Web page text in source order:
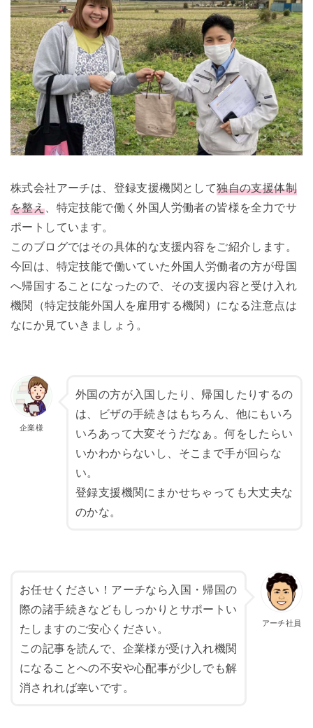
株式会社アーチは、登録支援機関として独自の支援体制
を整え、特定技能で働く外国人労働者の皆様を全力でサ
ポートしています。
このブログではその具体的な支援内容をご紹介します。
今回は、特定技能で働いていた外国人労働者の方が母国
へ帰国することになったので、その支援内容と受け入れ
機関（特定技能外国人を雇用する機関）になる注意点は
なにか見ていきましょう。
外国の方が入国したり、帰国したりするの
は、ビザの手続きはもちろん、他にもいろ
いろあって大変そうだなぁ。何をしたらい
いかわからないし、そこまで手が回らな
い。
登録支援機関にまかせちゃっても大丈夫な
のかな。
お任せください！アーチなら入国・帰国の
際の諸手続きなどもしっかりとサポートい
たしますのご安心ください。
この記事を読んで、企業様が受け入れ機関
になることへの不安や心配事が少しでも解
消されれば幸いです。